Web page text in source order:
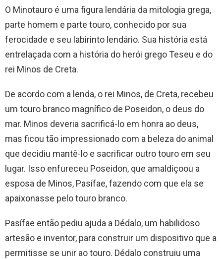
O Minotauro é uma figura lendária da mitologia grega,
parte homem e parte touro, conhecido por sua
ferocidade e seu labirinto lendário. Sua história está
entrelaçada com a história do herói grego Teseu e do
rei Minos de Creta.
De acordo com a lenda, o rei Minos, de Creta, recebeu
um touro branco magnífico de Poseidon, o deus do
mar. Minos deveria sacrificá-lo em honra ao deus,
mas ficou tão impressionado com a beleza do animal
que decidiu mantê-lo e sacrificar outro touro em seu
lugar. Isso enfureceu Poseidon, que amaldiçoou a
esposa de Minos, Pasífae, fazendo com que ela se
apaixonasse pelo touro branco.
Pasífae então pediu ajuda a Dédalo, um habilidoso
artesão e inventor, para construir um dispositivo que a
permitisse se unir ao touro. Dédalo construiu uma